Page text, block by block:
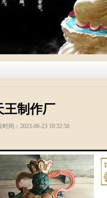
王制作厂
间：2023-06-23 10:32:58